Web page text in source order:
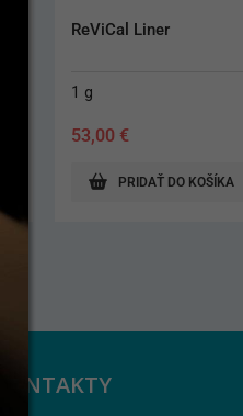
ReViCal Liner
1 g
53,00 €
PRIDAŤ DO KOŠÍKA
KONTAKTY